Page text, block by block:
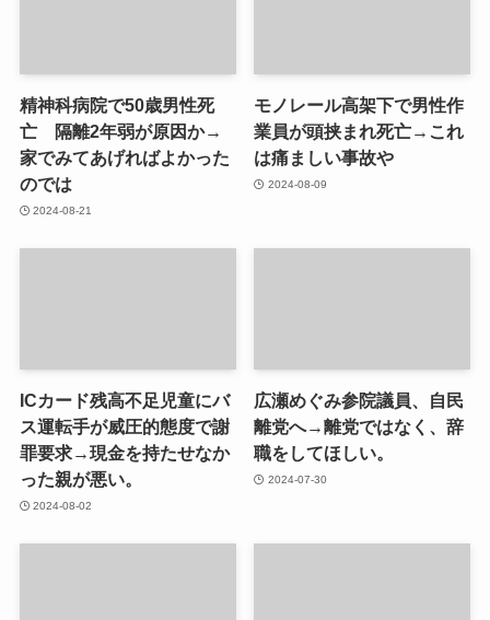
精神科病院で50歳男性死
亡 隔離2年弱が原因か→
家でみてあげればよかった
のでは
2024-08-21
モノレール高架下で男性作
業員が頭挟まれ死亡→これ
は痛ましい事故や
2024-08-09
ICカード残高不足児童にバ
ス運転手が威圧的態度で謝
罪要求→現金を持たせなか
った親が悪い。
2024-08-02
広瀬めぐみ参院議員、自民
離党へ→離党ではなく、辞
職をしてほしい。
2024-07-30